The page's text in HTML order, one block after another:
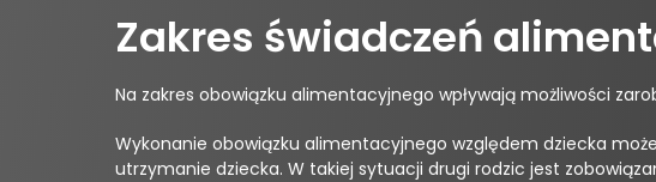
Zakres świadczeń
Na zakres obowiązku alimentacyjnego wpływają możliwości
Wykonanie obowiązku alimentacyjnego względem dziecka
utrzymanie dziecka. W takiej sytuacji drugi rodzic jest